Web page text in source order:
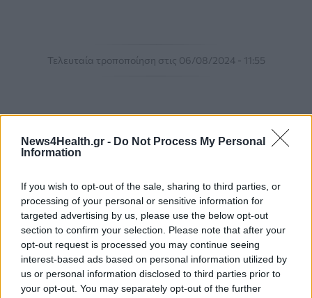
News4Health.gr - Do Not Process My Personal
Information
If you wish to opt-out of the sale, sharing to third parties, or
processing of your personal or sensitive information for
targeted advertising by us, please use the below opt-out
section to confirm your selection. Please note that after your
opt-out request is processed you may continue seeing
interest-based ads based on personal information utilized by
us or personal information disclosed to third parties prior to
your opt-out. You may separately opt-out of the further
Τελευταία τροποποίηση στις 06/08/2024 - 11:55
ΠΕΡΙΣΣΟΤΕΡΑ ΣΤΗΝ ΙΔΙΑ ΚΑΤΗΓΟΡΙΑ
«Νέος» ΕΟΔΥ: Αποκτά νέο σύστημα